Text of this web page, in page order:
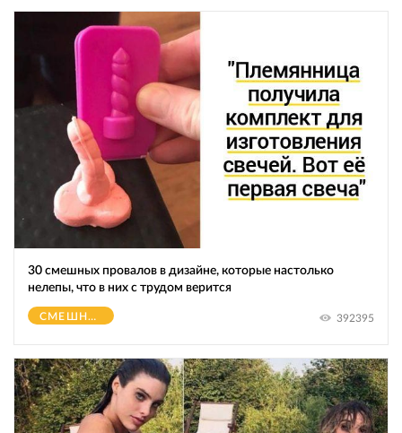
30 смешных провалов в дизайне, которые настолько
нелепы, что в них с трудом верится
СМЕШНОЕ 392395